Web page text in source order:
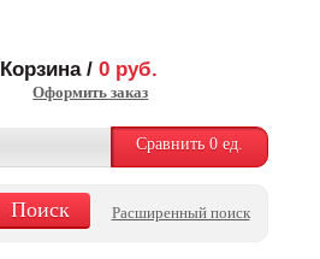
Корзина /0 руб.
Оформить заказ
Сравнить 0ед.
Расширенный поиск